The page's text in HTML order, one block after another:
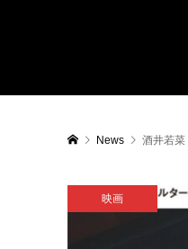
News 酒井若菜
映画